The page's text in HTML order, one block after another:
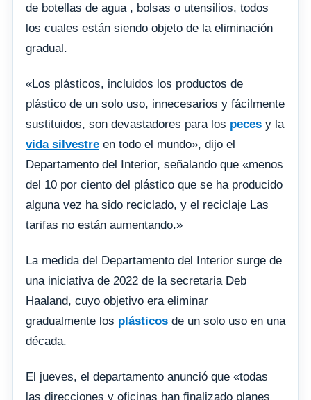
de botellas de agua , bolsas o utensilios, todos
los cuales están siendo objeto de la eliminación
gradual.
«Los plásticos, incluidos los productos de
plástico de un solo uso, innecesarios y fácilmente
sustituidos, son devastadores para los peces y la
vida silvestre en todo el mundo», dijo el
Departamento del Interior, señalando que «menos
del 10 por ciento del plástico que se ha producido
alguna vez ha sido reciclado, y el reciclaje Las
tarifas no están aumentando.»
La medida del Departamento del Interior surge de
una iniciativa de 2022 de la secretaria Deb
Haaland, cuyo objetivo era eliminar
gradualmente los plásticos de un solo uso en una
década.
El jueves, el departamento anunció que «todas
las direcciones y oficinas han finalizado planes